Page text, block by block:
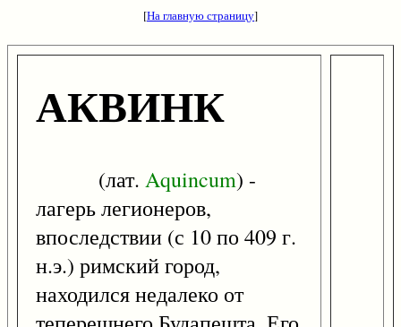
[На главную страницу]
АКВИНК
(лат. Aquincum) -
лагерь легионеров,
впоследствии (с 10 по 409 г.
н.э.) римский город,
находился недалеко от